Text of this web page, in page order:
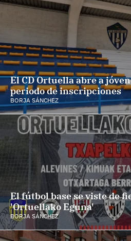
El CD Ortuella abre a
periodo de inscripciones
BORJA SÁNCHEZ
El fútbol base se viste de
'Ortuellako Eguna'
BORJA SÁNCHEZ